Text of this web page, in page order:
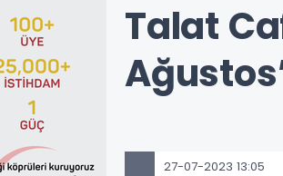
Talat
27-07-2023 13:05